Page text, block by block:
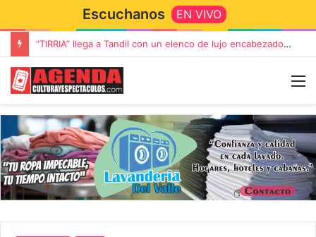
Escuchanos EN VIVO
“TIRRIA” llega a Tandil con un elenco de lujo encabezado por Capusotto, Spregelburd y Stefani